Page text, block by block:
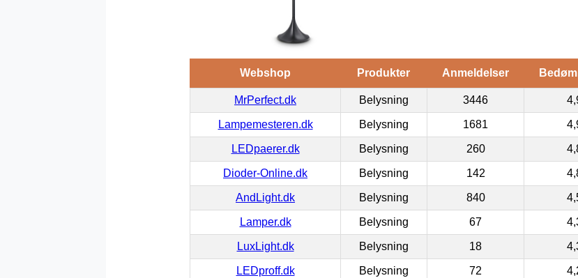
Webshop Produkter Anmeldelser
MrPerfect.dk Belysning 3446
Lampemesteren.dk Belysning 1681
LEDpaerer.dk Belysning 260
Dioder-Online.dk Belysning 142
AndLight.dk Belysning 840
Lamper.dk Belysning 67
LuxLight.dk Belysning 18
LEDproff.dk Belysning 72